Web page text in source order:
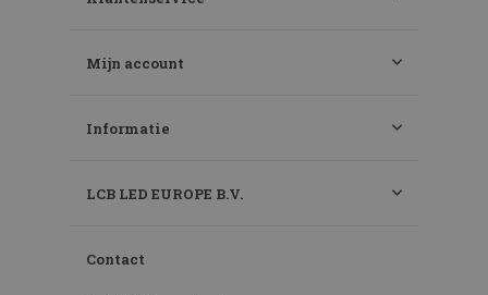
Mijn account
Informatie
LCB LED EUROPE B.V.
Contact